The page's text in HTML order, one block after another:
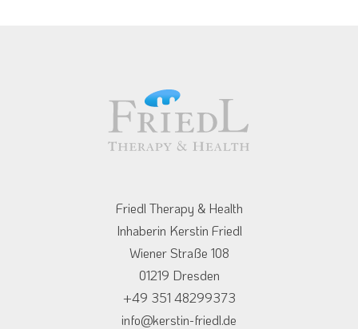
Friedl Therapy & Health
Inhaberin Kerstin Friedl
Wiener Straße 108
01219 Dresden
+49 351 48299373
info@kerstin-friedl.de